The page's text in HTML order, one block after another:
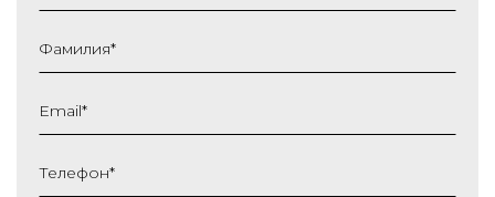
Фамилия*
Email*
Телефон*